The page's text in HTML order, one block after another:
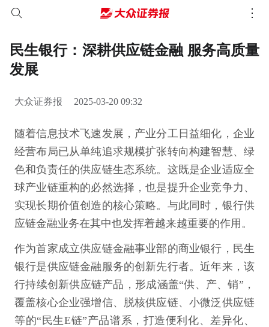
民生银行：深耕供应链金融 服务高质量
发展
大众证券报 2025-03-20 09:32
随着信息技术飞速发展，产业分工日益细化，企业
经营布局已从单纯追求规模扩张转向构建智慧、绿
色和负责任的供应链生态系统。这既是企业适应全
球产业链重构的必然选择，也是提升企业竞争力、
实现长期价值创造的核心策略。与此同时，银行供
应链金融业务在其中也发挥着越来越重要的作用。
作为首家成立供应链金融事业部的商业银行，民生
银行是供应链金融服务的创新先行者。近年来，该
行持续创新供应链产品，形成涵盖“供、产、销”，
覆盖核心企业强增信、脱核供应链、小微泛供应链
等的“民生E链”产品谱系，打造便利化、差异化、